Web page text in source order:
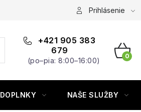
Prihlásenie
+421 905 383
679
(po–pia: 8:00–16:00)
DOPLNKY NAŠE SLUŽBY